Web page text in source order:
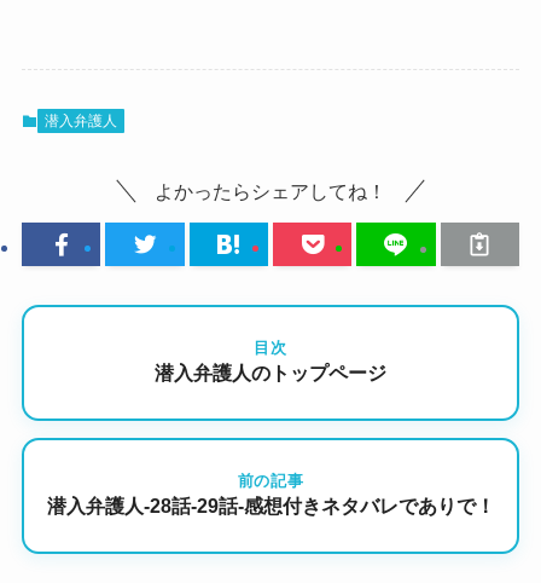
潜入弁護人
よかったらシェアしてね！
目次
潜入弁護人のトップページ
前の記事
潜入弁護人-28話-29話-感想付きネタバレでありで！